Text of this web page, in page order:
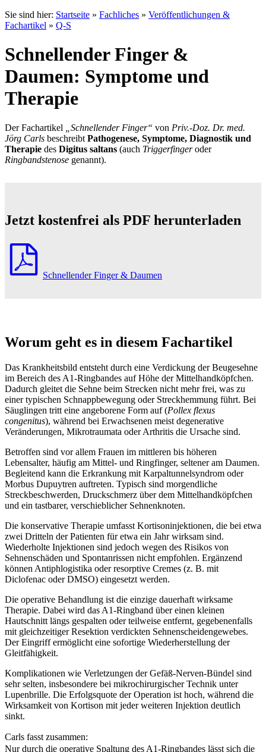
Sie sind hier: Startseite » Fachliches » Veröffentlichungen &
Fachartikel » Q-S
Schnellender Finger &
Daumen: Symptome und
Therapie
Der Fachartikel „Schnellender Finger“ von Priv.-Doz. Dr. med.
Jörg Carls beschreibt Pathogenese, Symptome, Diagnostik und
Therapie des Digitus saltans (auch Triggerfingeroder
Ringbandstenose genannt).
Jetzt kostenfrei als PDF herunterladen
Schnellender Finger & Daumen
Worum geht es in diesem Fachartikel
Das Krankheitsbild entsteht durch eine Verdickung der Beugesehne
im Bereich des A1-Ringbandes auf Höhe der Mittelhandköpfchen.
Dadurch gleitet die Sehne beim Strecken nicht mehr frei, was zu
einer typischen Schnappbewegung oder Streckhemmung führt. Bei
Säuglingen tritt eine angeborene Form auf (Pollex flexus
congenitus), während bei Erwachsenen meist degenerative
Veränderungen, Mikrotraumata oder Arthritis die Ursache sind.
Betroffen sind vor allem Frauen im mittleren bis höheren
Lebensalter, häufig am Mittel- und Ringfinger, seltener am Daumen.
Begleitend kann die Erkrankung mit Karpaltunnelsyndrom oder
Morbus Dupuytren auftreten. Typisch sind morgendliche
Streckbeschwerden, Druckschmerz über dem Mittelhandköpfchen
und ein tastbarer, verschieblicher Sehnenknoten.
Die konservative Therapie umfasst Kortisoninjektionen, die bei etwa
zwei Dritteln der Patienten für etwa ein Jahr wirksam sind.
Wiederholte Injektionen sind jedoch wegen des Risikos von
Sehnenschäden und Spontanrissen nicht empfohlen. Ergänzend
können Antiphlogistika oder resorptive Cremes (z. B. mit
Diclofenac oder DMSO) eingesetzt werden.
Die operative Behandlung ist die einzige dauerhaft wirksame
Therapie. Dabei wird das A1-Ringband über einen kleinen
Hautschnitt längs gespalten oder teilweise entfernt, gegebenenfalls
mit gleichzeitiger Resektion verdickten Sehnenscheidengewebes.
Der Eingriff ermöglicht eine sofortige Wiederherstellung der
Gleitfähigkeit.
Komplikationen wie Verletzungen der Gefäß-Nerven-Bündel sind
sehr selten, insbesondere bei mikrochirurgischer Technik unter
Lupenbrille. Die Erfolgsquote der Operation ist hoch, während die
Wirksamkeit von Kortison mit jeder weiteren Injektion deutlich
sinkt.
Carls fasst zusammen:
Nur durch die operative Spaltung des A1-Ringbandes lässt sich die